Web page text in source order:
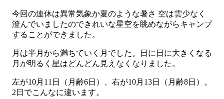
今回の連休は異常気象か夏のような暑さ 空は雲少なく
澄んでいましたのできれいな星空を眺めながらキャンプ
することができました。
月は半月から満ちていく月でした。日に日に大きくなる
月が明るく星はどんどん見えなくなりました。
左が10月11日（月齢6日）、右が10月13日（月齢8日）。
2日でこんなに違います。